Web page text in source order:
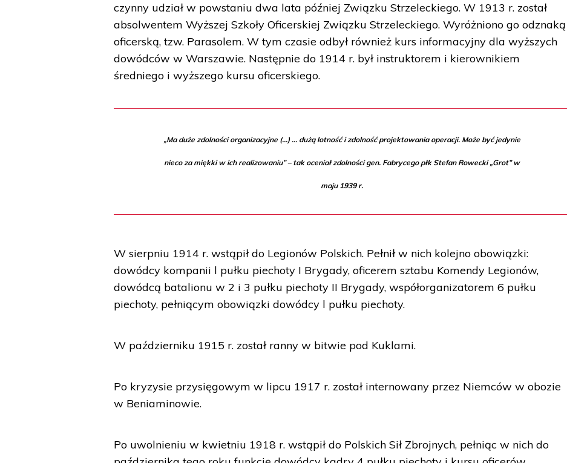
czynny udział w powstaniu dwa lata później Związku Strzeleckiego. W 1913 r. został
absolwentem Wyższej Szkoły Oficerskiej Związku Strzeleckiego. Wyróżniono go odznaką
oficerską, tzw. Parasolem. W tym czasie odbył również kurs informacyjny dla wyższych
dowódców w Warszawie. Następnie do 1914 r. był instruktorem i kierownikiem
średniego i wyższego kursu oficerskiego.
„Ma duże zdolności organizacyjne (...) ... dużą lotność i zdolność projektowania operacji. Może być jedynie
nieco za miękki w ich realizowaniu” – tak oceniał zdolności gen. Fabrycego płk Stefan Rowecki „Grot” w
maju 1939 r.
W sierpniu 1914 r. wstąpił do Legionów Polskich. Pełnił w nich kolejno obowiązki:
dowódcy kompanii l pułku piechoty I Brygady, oficerem sztabu Komendy Legionów,
dowódcą batalionu w 2 i 3 pułku piechoty II Brygady, współorganizatorem 6 pułku
piechoty, pełniącym obowiązki dowódcy l pułku piechoty.
W październiku 1915 r. został ranny w bitwie pod Kuklami.
Po kryzysie przysięgowym w lipcu 1917 r. został internowany przez Niemców w obozie
w Beniaminowie.
Po uwolnieniu w kwietniu 1918 r. wstąpił do Polskich Sił Zbrojnych, pełniąc w nich do